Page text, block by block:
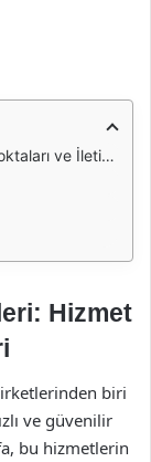
İletişim Bilgileri
Hizmet
biri
ve güvenilir
bu hizmetlerin